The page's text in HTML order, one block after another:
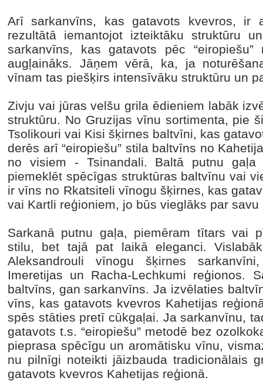
Arī sarkanvīns, kas gatavots kvevros, ir
rezultātā iemantojot izteiktāku struktūru
sarkanvīns, kas gatavots pēc
augļaināks. Jāņem vērā, ka, ja
vīnam tas piešķirs intensīvāku struktūru un
Zivju vai jūras velšu grila ēdieniem labāk
struktūru. No Gruzijas vīnu sortimenta, pie
Tsolikouri vai Kisi šķirnes baltvīni, kas
derēs arī “eiropiešu” stila baltvīns no
no visiem - Tsinandali. Baltā putnu
piemeklēt spēcīgas struktūras baltvīnu vai
ir vīns no Rkatsiteli vīnogu šķirnes, kas
vai Kartli reģioniem, jo būs vieglāks par
Sarkanā putnu gaļa, piemēram tītars vai
stilu, bet tajā pat laikā eleganci.
Aleksandrouli vīnogu šķirnes
Imeretijas un Racha-Lechkumi reģionos.
baltvīns, gan sarkanvīns. Ja izvēlaties
vīns, kas gatavots kvevros Kahetijas
spēs stāties pretī cūkgaļai. Ja sarkanvīnu,
gatavots t.s. “eiropiešu” metodē bez
pieprasa spēcīgu un aromātisku vīnu,
nu pilnīgi noteikti jāizbauda tradicionālais
gatavots kvevros Kahetijas reģionā.